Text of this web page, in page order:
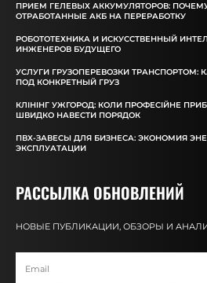
ПРИЕМ ГЕЛЕВЫХ АККУМУЛЯТОРОВ:
ОТРАБОТАННЫЕ АКБ НА ПЕРЕРАБОТКУ
РОБОТОТЕХНИКА И ИСКУССТВЕННЫЙ
ИНЖЕНЕРОВ БУДУЩЕГО
УСЛУГИ ГРУЗОПЕРЕВОЗКИ
ПОД КОНКРЕТНЫЙ ГРУЗ
КЛІНІНГ УЖГОРОД: КОЛИ ПРОФЕСІЙНЕ
ШВИДКО НАВЕСТИ ПОРЯДОК
ПВХ-ЗАВЕСЫ ДЛЯ БИЗНЕСА: ЭКОНОМИЯ
ЭКСПЛУАТАЦИИ
РАССЫЛКА ОБНОВЛЕНИЙ
НОВЫЕ ПУБЛИКАЦИИ, ОБЗОРЫ И